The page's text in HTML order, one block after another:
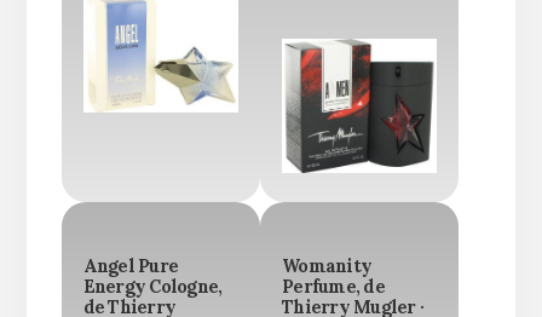
Angel Pure
Energy Cologne,
de Thierry
Womanity
Perfume, de
Thierry Mugler ·